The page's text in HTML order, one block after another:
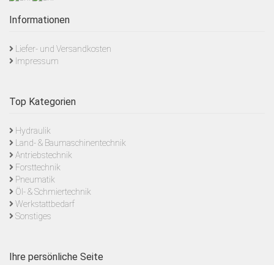
Informationen
Liefer- und Versandkosten
Impressum
Top Kategorien
Hydraulik
Land- & Baumaschinentechnik
Antriebstechnik
Forsttechnik
Pneumatik
Öl- & Schmiertechnik
Werkstattbedarf
Sonstiges
Ihre persönliche Seite